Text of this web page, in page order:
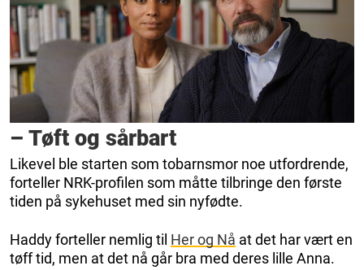
– Tøft og sårbart
Likevel ble starten som tobarnsmor noe utfordrende,
forteller NRK-profilen som måtte tilbringe den første
tiden på sykehuset med sin nyfødte.
Haddy forteller nemlig til Her og Nå at det har vært en
tøff tid, men at det nå går bra med deres lille Anna.